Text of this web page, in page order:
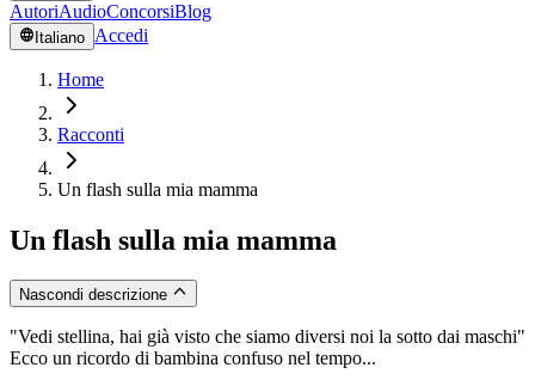
AutoriAudioConcorsiBlog
Italiano Accedi
Home
Racconti
Un flash sulla mia mamma
Un flash sulla mia mamma
Nascondi descrizione
"Vedi stellina, hai già visto che siamo diversi noi la sotto dai maschi"
Ecco un ricordo di bambina confuso nel tempo...